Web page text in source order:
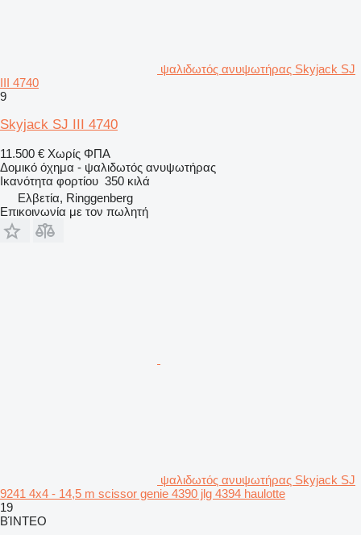
ψαλιδωτός ανυψωτήρας Skyjack SJ
III 4740
9
Skyjack SJ III 4740
11.500 € Χωρίς ΦΠΑ
Δομικό όχημα - ψαλιδωτός ανυψωτήρας
Ικανότητα φορτίου 350 κιλά
Ελβετία, Ringgenberg
Επικοινωνία με τον πωλητή
ψαλιδωτός ανυψωτήρας Skyjack SJ
9241 4x4 - 14,5 m scissor genie 4390 jlg 4394 haulotte
19
ΒΊΝΤΕΟ